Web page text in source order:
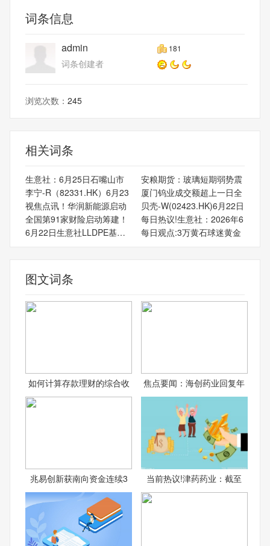
词条信息
admin 181
词条创建者
浏览次数： 245
相关词条
生意社：6月25日石嘴山市
安粮期货：玻璃短期弱势震
李宁-R（82331.HK）6月23
厦门钨业成交额超上一日全
视焦点讯！华润新能源启动
贝壳-W(02423.HK)6月22日
全国第91家财险启动筹建！
每日热议!生意社：2026年6
6月22日生意社LLDPE基准价
每日观点:3万黄石球迷黄金
图文词条
如何计算存款理财的综合收 焦点要闻：海创药业回复年
兆易创新获南向资金连续3 当前热议!津药药业：截至